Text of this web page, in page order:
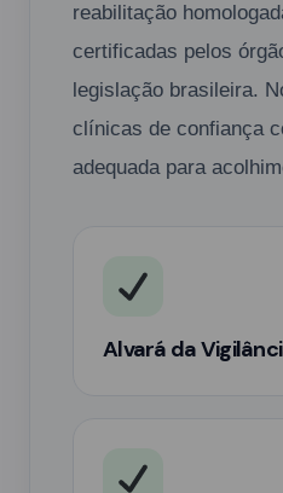
reabilitação
certificadas pelos
legislação brasileira.
clínicas de confiança
adequada para
Alvará da